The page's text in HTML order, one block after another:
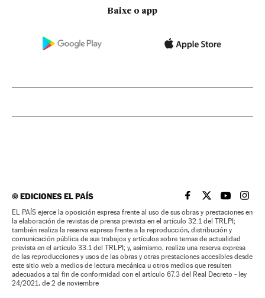
Baixe o app
©EDICIONES EL PAÍS EL PAÍS BRASIL EN
EL PAÍSEL PAÍS
EL
EL PAÍS ejerce la oposición expresa frente al uso de sus obras y prestaciones en
la elaboración de revistas de prensa prevista en el artículo 32.1 del TRLPI;
también realiza la reserva expresa frente a la reproducción, distribución y
comunicación pública de sus trabajos y artículos sobre temas de actualidad
prevista en el artículo 33.1 del TRLPI; y, asimismo, realiza una reserva expresa
de las reproducciones y usos de las obras y otras prestaciones accesibles desde
este sitio web a medios de lectura mecánica u otros medios que resulten
adecuados a tal fin de conformidad con el artículo 67.3 del Real Decreto - ley
24/2021, de 2 de noviembre